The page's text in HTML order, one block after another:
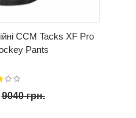
CCM Tacks XF Pro
Pants
9040 грн.